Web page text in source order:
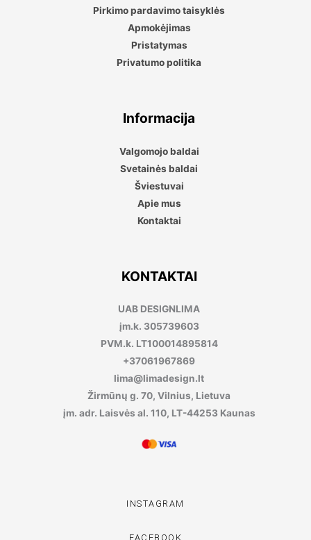
Pirkimo pardavimo taisyklės
Apmokėjimas
Pristatymas
Privatumo politika
Informacija
Valgomojo baldai
Svetainės baldai
Šviestuvai
Apie mus
Kontaktai
KONTAKTAI
UAB DESIGNLIMA
įm.k. 305739603
PVM.k. LT100014895814
+37061967869
lima@limadesign.lt
Žirmūnų g. 70, Vilnius, Lietuva
įm. adr. Laisvės al. 110, LT-44253 Kaunas
INSTAGRAM
FACEBOOK